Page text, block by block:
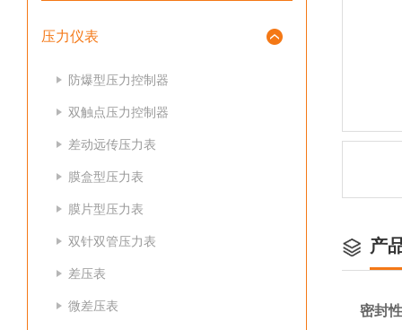
压力仪表
防爆型压力控制器
双触点压力控制器
差动远传压力表
膜盒型压力表
膜片型压力表
双针双管压力表
差压表
微差压表
产
密封